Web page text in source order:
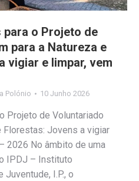
o Projeto de
para a Natureza e
vigiar e limpar, vem
Polónio 10 Junho 2026
Projeto de Voluntariado
Florestas: Jovens a vigiar
2026 No âmbito de uma
IPDJ – Instituto
I.P., o